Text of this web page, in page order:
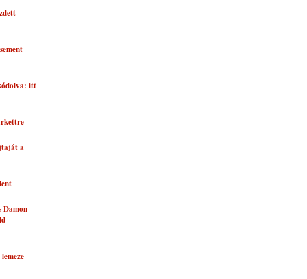
itt
a
Damon